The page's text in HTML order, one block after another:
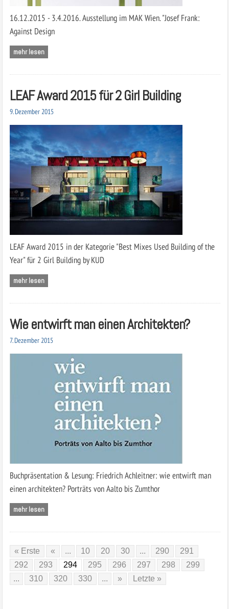
16.12.2015 - 3.4.2016. Ausstellung im MAK Wien. "Josef Frank:
Against Design
mehr lesen
LEAF Award 2015 für 2 Girl Building
9. Dezember 2015
LEAF Award 2015 in der Kategorie "Best Mixes Used Building of the
Year" für 2 Girl Building by KUD
mehr lesen
Wie entwirft man einen Architekten?
7. Dezember 2015
Buchpräsentation & Lesung: Friedrich Achleitner: wie entwirft man
einen architekten? Porträts von Aalto bis Zumthor
mehr lesen
« Erste « ... 10 20 30 ... 290
291
292
293 294 295 296 297 298
299
...
310 320 330 ... » Letzte »